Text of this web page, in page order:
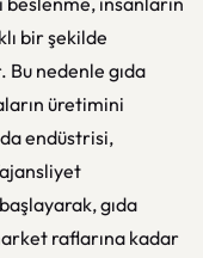
bir şekilde
nedenle gıda
üretimini
endüstrisi,
gıda
raflarına kadar